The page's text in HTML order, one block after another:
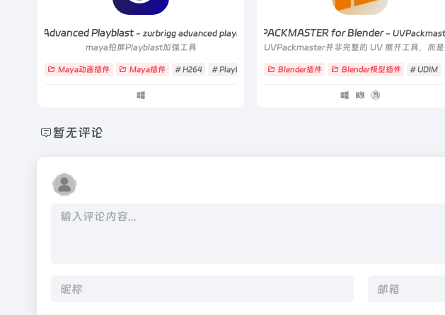
Zurbrigg Advanced Playblast - zurbrigg advanced playblast v1.3.6
maya拍屏Playblast加强工具
Maya动画插件 Maya插件 # H264 # Playblast # Zurbrigg
UVPACKMASTER for Blender-
Blender插件 Blender模型插件 # UDIM
暂无评论